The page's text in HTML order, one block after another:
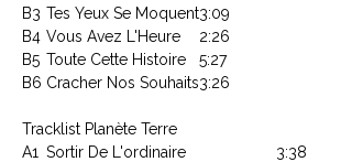
B3 Tes Yeux Se Moquent3:09
B4 Vous Avez L'Heure
2:26
B5 Toute Cette Histoire
5:27
B6 Cracher Nos Souhaits3:26
Tracklist Planète Terre
A1 Sortir De L'ordinaire
3:38